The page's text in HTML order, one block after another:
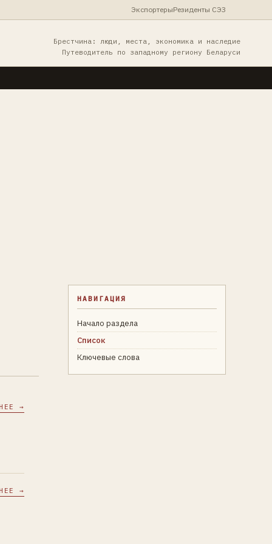
ЭкспортерыРезиденты СЭЗ
Брестчина: люди, места, экономика и наследие
Путеводитель по западному региону Беларуси
→
→
НАВИГАЦИЯ
Начало раздела
Список
Ключевые слова